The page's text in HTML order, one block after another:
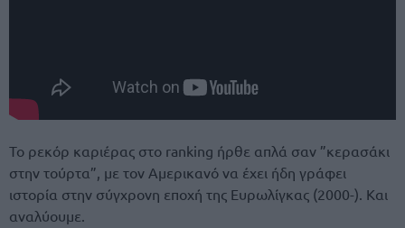
Το ρεκόρ καριέρας στο ranking ήρθε απλά σαν ”κερασάκι
στην τούρτα”, με τον Αμερικανό να έχει ήδη γράφει
ιστορία στην σύγχρονη εποχή της Ευρωλίγκας (2000-). Και
αναλύουμε.